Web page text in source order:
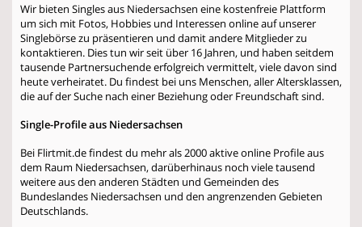
Wir bieten Singles aus Niedersachsen eine kostenfreie Plattform
um sich mit Fotos, Hobbies und Interessen online auf unserer
Singlebörse zu präsentieren und damit andere Mitglieder zu
kontaktieren. Dies tun wir seit über 16 Jahren, und haben seitdem
tausende Partnersuchende erfolgreich vermittelt, viele davon sind
heute verheiratet. Du findest bei uns Menschen, aller Altersklassen,
die auf der Suche nach einer Beziehung oder Freundschaft sind.
Single-Profile aus Niedersachsen
Bei Flirtmit.de findest du mehr als 2000 aktive online Profile aus
dem Raum Niedersachsen, darüberhinaus noch viele tausend
weitere aus den anderen Städten und Gemeinden des
Bundeslandes Niedersachsen und den angrenzenden Gebieten
Deutschlands.